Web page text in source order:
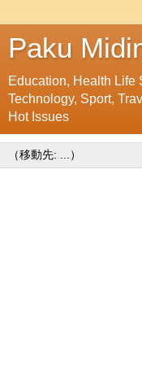
Paku
Education, Health Life
Technology, Sport,
Hot Issues